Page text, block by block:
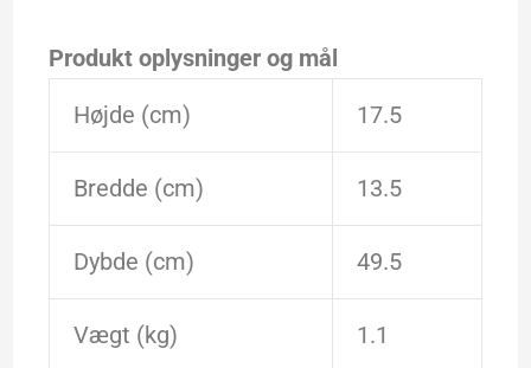
Produkt oplysninger og mål
Højde (cm)
17.5
Bredde (cm) 13.5
Dybde (cm) 49.5
Vægt (kg) 1.1